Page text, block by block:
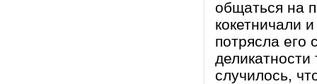
общаться на
кокетничали
потрясла его
случилось,